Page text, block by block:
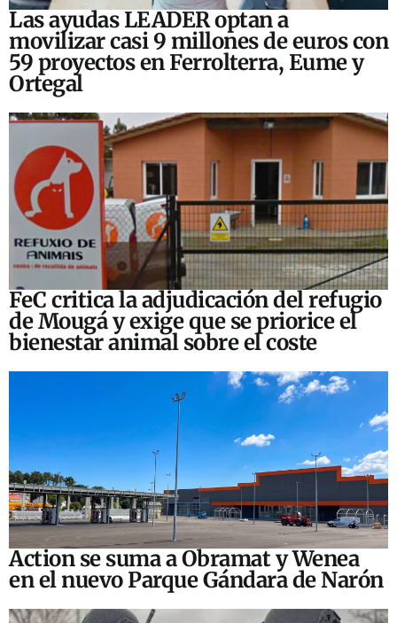
Las ayudas LEADER optan a
movilizar casi 9 millones de euros con
59 proyectos en Ferrolterra, Eume y
Ortegal
FeC critica la adjudicación del refugio
de Mougá y exige que se priorice el
bienestar animal sobre el coste
Action se suma a Obramat y Wenea
en el nuevo Parque Gándara de Narón